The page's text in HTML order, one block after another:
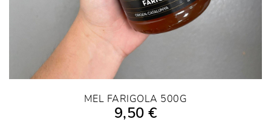
AÑADIR A LA COMPRA
MEL FARIGOLA 500G
9,50 €